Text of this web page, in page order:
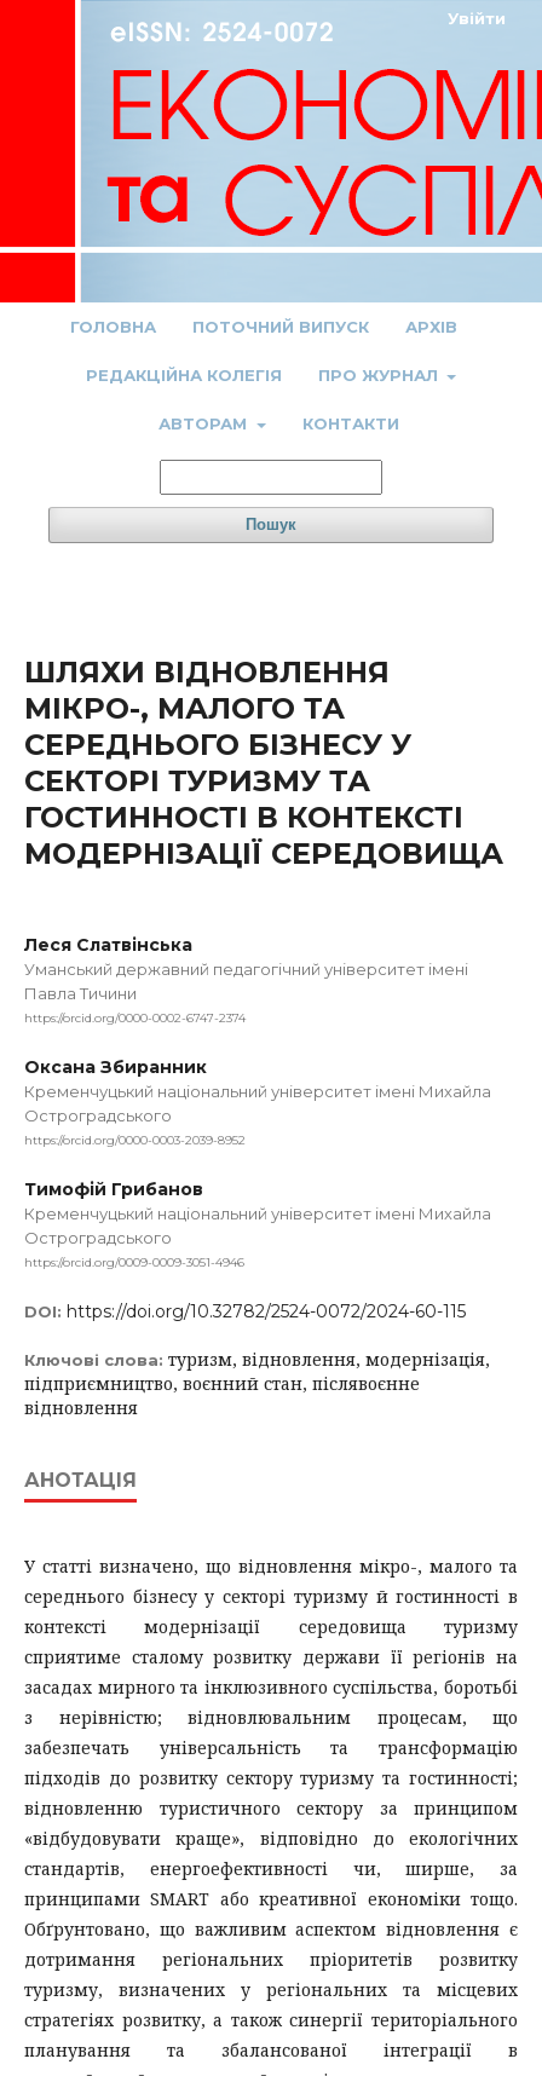
ГОЛОВНА ПОТОЧНИЙ ВИПУСК АРХІВ
РЕДАКЦІЙНА КОЛЕГІЯ ПРО ЖУРНАЛ
АВТОРАМ КОНТАКТИ
Пошук
Увійти
ШЛЯХИ ВІДНОВЛЕННЯ
МІКРО-, МАЛОГО ТА
СЕРЕДНЬОГО БІЗНЕСУ У
СЕКТОРІ ТУРИЗМУ ТА
ГОСТИННОСТІ В КОНТЕКСТІ
МОДЕРНІЗАЦІЇ СЕРЕДОВИЩА
Леся Слатвінська
Уманський державний педагогічний університет імені
Павла Тичини
https://orcid.org/0000-0002-6747-2374
Оксана Збиранник
Кременчуцький національний університет імені Михайла
Остроградського
https://orcid.org/0000-0003-2039-8952
Тимофій Грибанов
Кременчуцький національний університет імені Михайла
Остроградського
https://orcid.org/0009-0009-3051-4946
DOI: https://doi.org/10.32782/2524-0072/2024-60-115
Ключові слова: туризм, відновлення, модернізація,
підприємництво, воєнний стан, післявоєнне
відновлення
АНОТАЦІЯ
У статті визначено, що відновлення мікро-, малого та
середнього бізнесу у секторі туризму й гостинності в
контексті модернізації середовища туризму
сприятиме сталому розвитку держави її регіонів на
засадах мирного та інклюзивного суспільства, боротьбі
з нерівністю; відновлювальним процесам, що
забезпечать універсальність та трансформацію
підходів до розвитку сектору туризму та гостинності;
відновленню туристичного сектору за принципом
«відбудовувати краще», відповідно до екологічних
стандартів, енергоефективності чи, ширше, за
принципами SMART або креативної економіки тощо.
Обґрунтовано, що важливим аспектом відновлення є
дотримання регіональних пріоритетів розвитку
туризму, визначених у регіональних та місцевих
стратегіях розвитку, а також синергії територіального
планування та збалансованої інтеграції в